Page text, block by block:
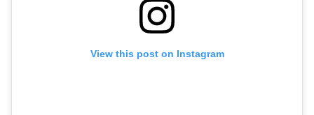
View this post on Instagram